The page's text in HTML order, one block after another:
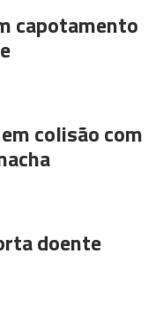
capotamento
colisão com
doente